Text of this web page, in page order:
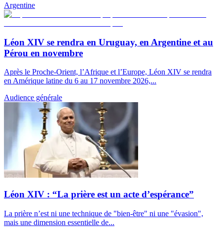
Argentine
Léon XIV se rendra en Uruguay, en Argentine et au
Pérou en novembre
Après le Proche-Orient, l’Afrique et l’Europe, Léon XIV se rendra
en Amérique latine du 6 au 17 novembre 2026,...
Audience générale
Léon XIV : “La prière est un acte d’espérance”
La prière n’est ni une technique de "bien-être" ni une "évasion",
mais une dimension essentielle de...